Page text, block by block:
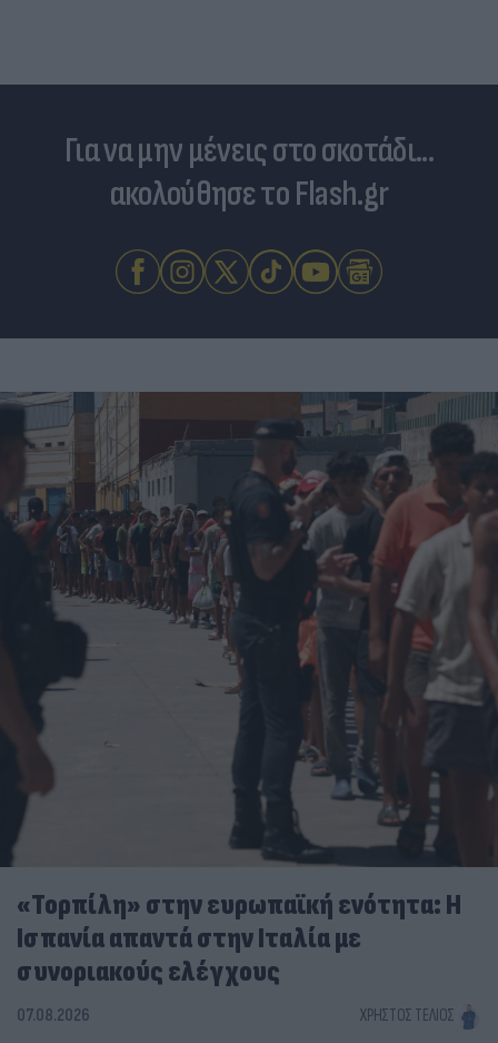
Για να μην μένεις στο σκοτάδι...
ακολούθησε το Flash.gr
«Τορπίλη» στην ευρωπαϊκή ενότητα: Η
Ισπανία απαντά στην Ιταλία με
συνοριακούς ελέγχους
07.08.2026 ΧΡΉΣΤΟΣ ΤΈΛΙΟΣ